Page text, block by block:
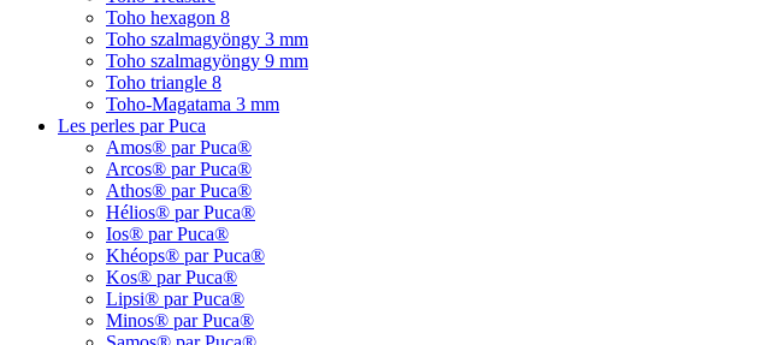
Toho hexagon 8
Toho szalmagyöngy 3 mm
Toho szalmagyöngy 9 mm
Toho triangle 8
Toho-Magatama 3 mm
Les perles par Puca
Amos® par Puca®
Arcos® par Puca®
Athos® par Puca®
Hélios® par Puca®
Ios® par Puca®
Khéops® par Puca®
Kos® par Puca®
Lipsi® par Puca®
Minos® par Puca®